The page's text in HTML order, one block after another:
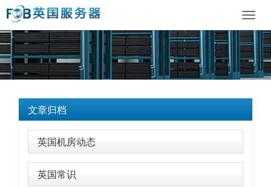
文章归档
英国机房动态
英国常识